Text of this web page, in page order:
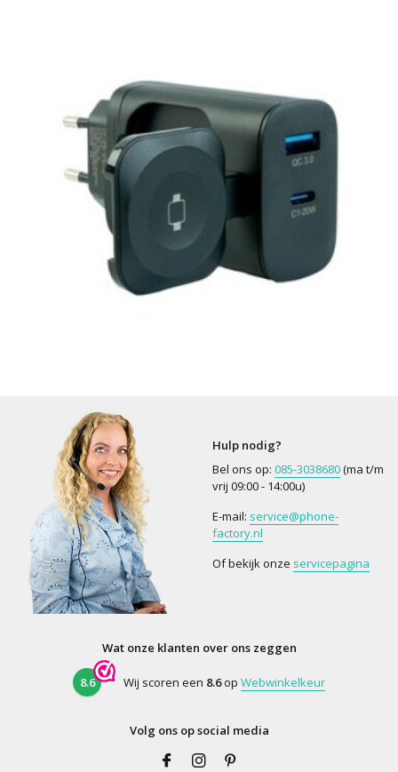
Hulp nodig?
Bel ons op: 085-3038680(ma t/m
vrij 09:00 - 14:00u)
E-mail: service@phone-
factory.nl
Of bekijk onze servicepagina
Wat onze klanten over ons zeggen
8.6 Wij scoren een 8.6op Webwinkelkeur
Volg ons op social media